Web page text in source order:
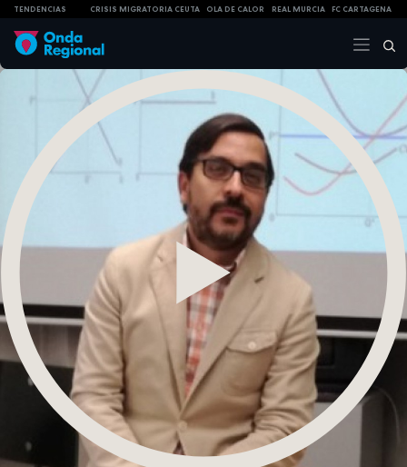
TENDENCIAS CRISIS MIGRATORIA CEUTA OLA DE CALOR REAL MURCIA FC CARTAGENA